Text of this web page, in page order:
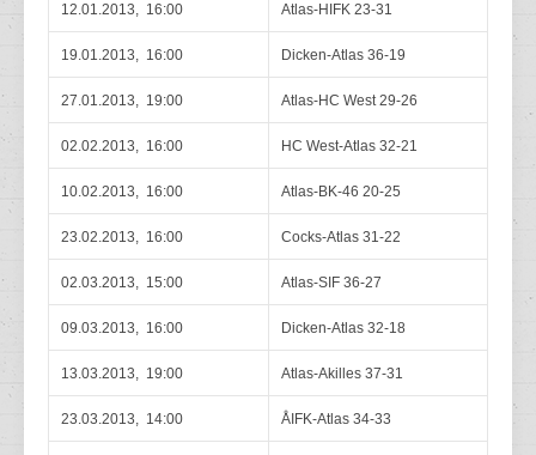
12.01.2013, 16:00 Atlas-HIFK 23-31
19.01.2013, 16:00 Dicken-Atlas 36-19
27.01.2013, 19:00 Atlas-HC West 29-26
02.02.2013, 16:00 HC West-Atlas 32-21
10.02.2013, 16:00 Atlas-BK-46 20-25
23.02.2013, 16:00 Cocks-Atlas 31-22
02.03.2013, 15:00 Atlas-SIF 36-27
09.03.2013, 16:00 Dicken-Atlas 32-18
13.03.2013, 19:00 Atlas-Akilles 37-31
23.03.2013, 14:00 ÅIFK-Atlas 34-33